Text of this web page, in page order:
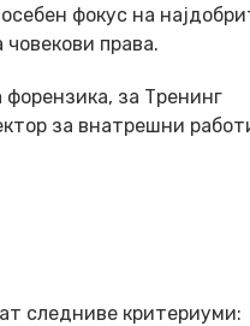
фокус на
права.
за Тренинг
за внатрешни
следниве критериуми: